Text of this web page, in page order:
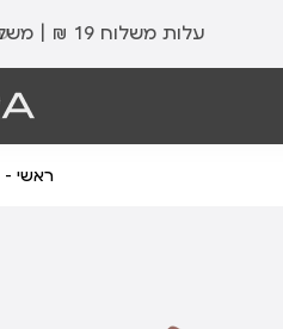
עלות משלוח 19 ₪ | משלוח חינם עד הבית בכל קנייה מעל 99 ₪
ראשי